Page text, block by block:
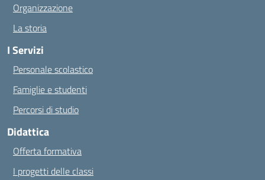
Organizzazione
La storia
I Servizi
Personale scolastico
Famiglie e studenti
Percorsi di studio
Didattica
Offerta formativa
I progetti delle classi